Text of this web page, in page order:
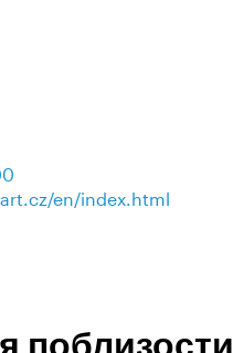
en/index.html
поблизости